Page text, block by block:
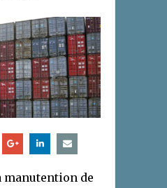
manutention de